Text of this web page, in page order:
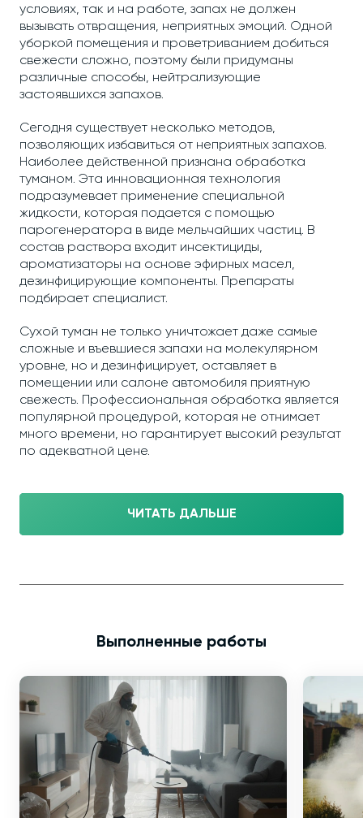
условиях, так и на работе, запах не должен
вызывать отвращения, неприятных эмоций. Одной
уборкой помещения и проветриванием добиться
свежести сложно, поэтому были придуманы
различные способы, нейтрализующие
застоявшихся запахов.
Сегодня существует несколько методов,
позволяющих избавиться от неприятных запахов.
Наиболее действенной признана обработка
туманом. Эта инновационная технология
подразумевает применение специальной
жидкости, которая подается с помощью
парогенератора в виде мельчайших частиц. В
состав раствора входит инсектициды,
ароматизаторы на основе эфирных масел,
дезинфицирующие компоненты. Препараты
подбирает специалист.
Сухой туман не только уничтожает даже самые
сложные и въевшиеся запахи на молекулярном
уровне, но и дезинфицирует, оставляет в
помещении или салоне автомобиля приятную
свежесть. Профессиональная обработка является
популярной процедурой, которая не отнимает
много времени, но гарантирует высокий результат
по адекватной цене.
ЧИТАТЬ ДАЛЬШЕ
Выполненные работы